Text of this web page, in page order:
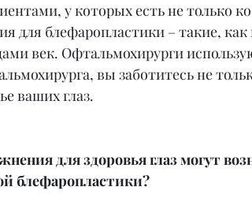
у которых есть не только
для блефаропластики – такие,
век. Офтальмохирурги
вы заботитесь не
ваших глаз.
для здоровья глаз могут
блефаропластики?